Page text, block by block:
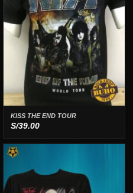
KISS THE END TOUR
S/39.00